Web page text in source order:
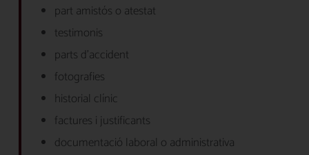
part amistós o atestat
testimonis
parts d’accident
fotografies
historial clínic
factures i justificants
documentació laboral o administrativa